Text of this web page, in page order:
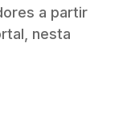
a partir
nesta